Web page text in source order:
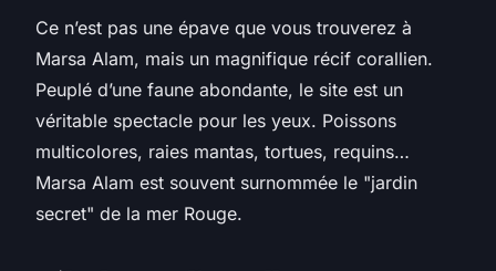
Ce n’est pas une épave que vous trouverez à
Marsa Alam, mais un magnifique récif corallien.
Peuplé d’une faune abondante, le site est un
véritable spectacle pour les yeux. Poissons
multicolores, raies mantas, tortues, requins…
Marsa Alam est souvent surnommée le "jardin
secret" de la mer Rouge.